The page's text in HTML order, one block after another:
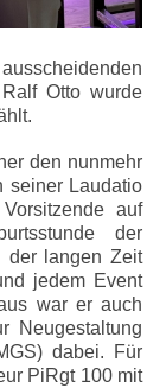
Otto wurde
den nunmehr
seiner Laudatio
auf
der
der langen Zeit
jedem Event
war er auch
Neugestaltung
dabei. Für
PiRgt 100 mit